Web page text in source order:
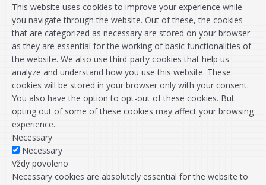
This website uses cookies to improve your experience while
you navigate through the website. Out of these, the cookies
that are categorized as necessary are stored on your browser
as they are essential for the working of basic functionalities of
the website. We also use third-party cookies that help us
analyze and understand how you use this website. These
cookies will be stored in your browser only with your consent.
You also have the option to opt-out of these cookies. But
opting out of some of these cookies may affect your browsing
experience.
Necessary
Necessary
Vždy povoleno
Necessary cookies are absolutely essential for the website to